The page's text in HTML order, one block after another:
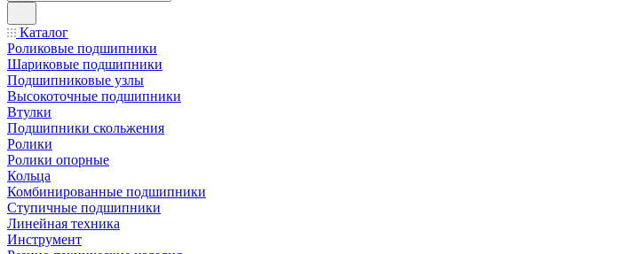
Каталог
Роликовые подшипники
Шариковые подшипники
Подшипниковые узлы
Высокоточные подшипники
Втулки
Подшипники скольжения
Ролики
Ролики опорные
Кольца
Комбинированные подшипники
Ступичные подшипники
Линейная техника
Инструмент